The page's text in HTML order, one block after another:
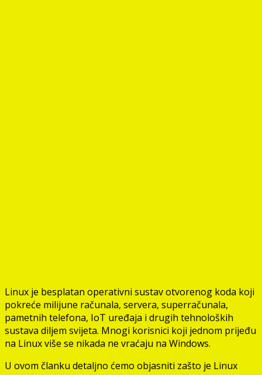
Linux je besplatan operativni sustav otvorenog koda koji
pokreće milijune računala, servera, superračunala,
pametnih telefona, IoT uređaja i drugih tehnoloških
sustava diljem svijeta. Mnogi korisnici koji jednom prijeđu
na Linux više se nikada ne vraćaju na Windows.
U ovom članku detaljno ćemo objasniti zašto je Linux